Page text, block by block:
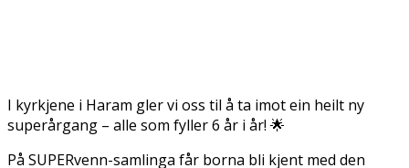
I kyrkjene i Haram gler vi oss til å ta imot ein heilt ny
superårgang – alle som fyller 6 år i år! 🌟
På SUPERvenn-samlinga får borna bli kjent med den